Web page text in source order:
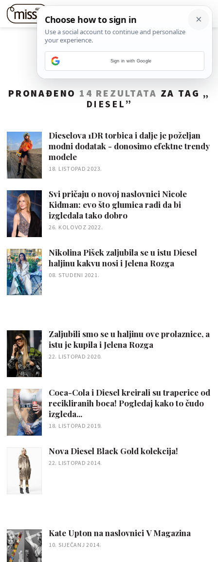
PRONAĐENO 14 REZULTATA ZA TAG „
DIESEL ”
Dieselova 1DR torbica i dalje je poželjan
modni dodatak - donosimo efektne trendy
modele
18. LISTOPAD 2023.
Svi pričaju o novoj naslovnici Nicole
Kidman: evo što glumica radi da bi
izgledala tako dobro
26. KOLOVOZ 2022.
Nikolina Pišek zaljubila se u istu Diesel
haljinu kakvu nosi i Jelena Rozga
08. STUDENI 2021.
Zaljubili smo se u haljinu ove prolaznice, a
istu je kupila i Jelena Rozga
22. LISTOPAD 2020.
Coca-Cola i Diesel kreirali su traperice od
recikliranih boca! Pogledaj kako to čudo
izgleda...
18. LISTOPAD 2019.
Nova Diesel Black Gold kolekcija!
22. LISTOPAD 2014.
Kate Upton na naslovnici V Magazina
10. SIJEČANJ 2014.
Sign in with Google